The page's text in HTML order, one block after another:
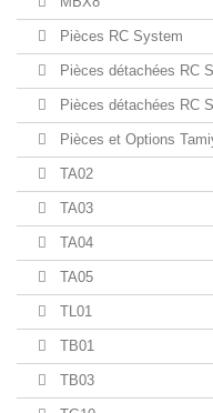
Pièces RC System
Pièces détachées RC
Pièces détachées RC
Pièces et Options
TA02
TA03
TA04
TA05
TL01
TB01
TB03